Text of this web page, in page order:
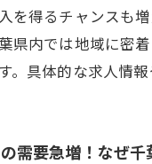
を得るチャンスも
県内では地域に密
。具体的な求人情
需要急増！なぜ